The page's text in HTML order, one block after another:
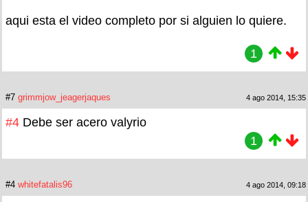
aqui esta el video completo por si alguien lo quiere.
1
#7 grimmjow_jeagerjaques 4 ago 2014, 15:35
#4 Debe ser acero valyrio
1
#4 whitefatalis96 4 ago 2014, 09:18